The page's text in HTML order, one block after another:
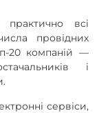
всі
провідних
20 компаній —
і
сервіси,